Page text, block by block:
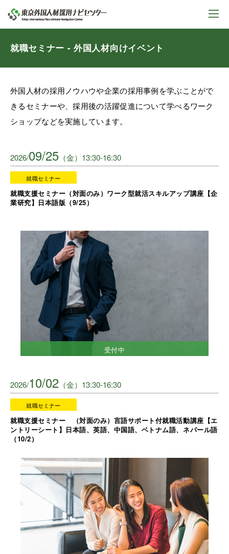
就職セミナー - 外国人材向けイベント
外国人材の採用ノウハウや企業の採用事例を学ぶことがで
きるセミナーや、採用後の活躍促進について学べるワーク
ショップなどを実施しています。
2026/09/25 （金）13:30-16:30
就職セミナー
就職支援セミナー（対面のみ）ワーク型就活スキルアップ講座【企
業研究】日本語版（9/25）
受付中
2026/10/02 （金）13:30-16:30
就職セミナー
就職支援セミナー （対面のみ）言語サポート付就職活動講座【エ
ントリーシート】日本語、英語、中国語、ベトナム語、ネパール語
（10/2）